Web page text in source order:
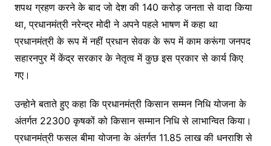
शपथ ग्रहण करने के बाद जो देश की 140 करोड़ जनता से वादा किया
था, प्रधानमंत्री नरेन्द्र मोदी ने अपने पहले भाषण में कहा था
प्रधानमंत्री के रूप में नहीं प्रधान सेवक के रूप में काम करूंगा जनपद
सहारनपुर में केंद्र सरकार के नेतृत्व में कुछ इस प्रकार से कार्य किए
गए।
उन्होने बताते हुए कहा कि प्रधानमंत्री किसान सम्मन निधि योजना के
अंतर्गत 22300 कृषकों को किसान सम्मान निधि से लाभान्वित किया।
प्रधानमंत्री फसल बीमा योजना के अंतर्गत 11.85 लाख की धनराशि से